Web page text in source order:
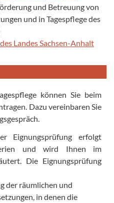
und Betreuung von
und in Tagespflege des
Landes Sachsen-Anhalt
können Sie beim
Dazu vereinbaren Sie
Eignungsprüfung erfolgt
und wird Ihnen im
Die Eignungsprüfung
der räumlichen und
in denen die